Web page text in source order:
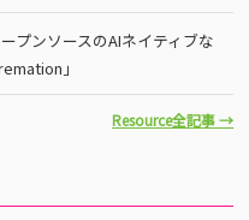
プンソースのAIネイティブな
」
Resource全記事 →